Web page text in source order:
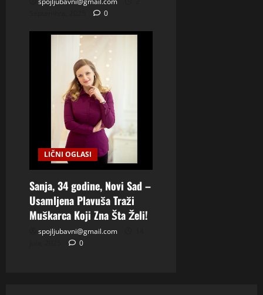
0
LIČNI OGLASI
Sanja, 34 godine, Novi Sad –
Usamljena Plavuša Traži
Muškarca Koji Zna Šta Želi!
spojljubavni@gmail.com
0